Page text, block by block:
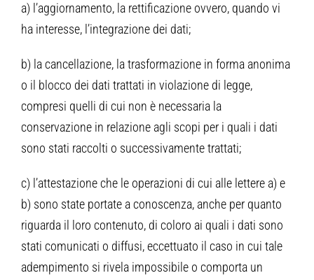
a) l’aggiornamento, la rettificazione ovvero, quando vi
ha interesse, l’integrazione dei dati;
b) la cancellazione, la trasformazione in forma anonima
o il blocco dei dati trattati in violazione di legge,
compresi quelli di cui non è necessaria la
conservazione in relazione agli scopi per i quali i dati
sono stati raccolti o successivamente trattati;
c) l’attestazione che le operazioni di cui alle lettere a) e
b) sono state portate a conoscenza, anche per quanto
riguarda il loro contenuto, di coloro ai quali i dati sono
stati comunicati o diffusi, eccettuato il caso in cui tale
adempimento si rivela impossibile o comporta un